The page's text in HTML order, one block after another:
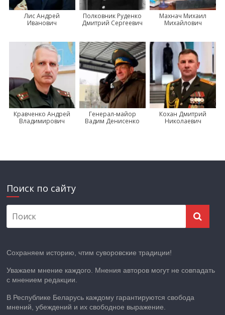
Лис Андрей
Иванович
Полковник Руденко
Дмитрий Сергеевич
Махнач Михаил
Михайлович
Кравченко Андрей
Владимирович
Генерал-майор
Вадим Денисенко
Кохан Дмитрий
Николаевич
Поиск по сайту
Сохраняем историю, чтим суворовские традиции!
Уважаем мнение каждого. Мнения авторов могут не совпадать
с мнением редакции.
В Республике Беларусь каждому гарантируются свобода
мнений, убеждений и их свободное выражение.